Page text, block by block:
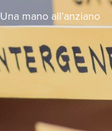
Una mano all’anziano